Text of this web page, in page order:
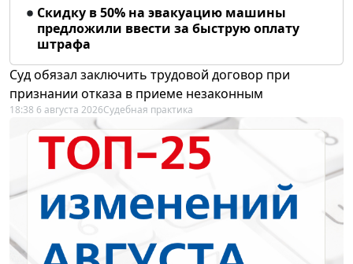
Скидку в 50% на эвакуацию машины
предложили ввести за быструю оплату
штрафа
Суд обязал заключить трудовой договор при
признании отказа в приеме незаконным
18:38 6 августа 2026Судебная практика